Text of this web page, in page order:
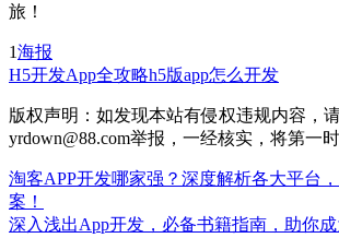
旅！
1海报
H5开发App全攻略h5版app怎么开发
版权声明：如发现本站有侵权违规内容，
yrdown@88.com举报，一经核实，将第一时
淘客APP开发哪家强？深度解析各大平台
案！
深入浅出App开发，必备书籍指南，助你